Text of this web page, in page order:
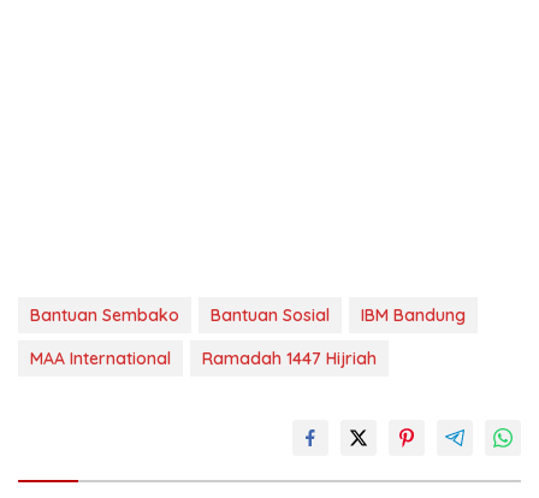
Bantuan Sembako Bantuan Sosial
IBM Bandung
MAA International
Ramadah 1447 Hijriah